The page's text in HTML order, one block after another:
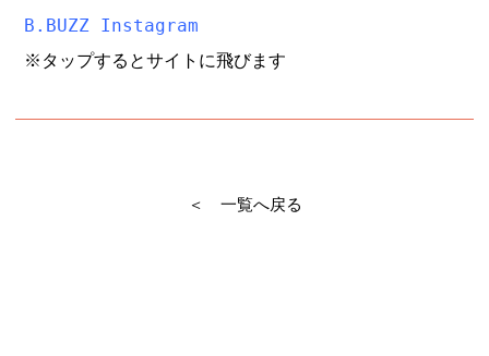
B.BUZZ Instagram
※タップするとサイトに飛びます
＜ 一覧へ戻る